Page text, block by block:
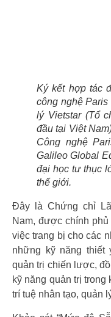
Ký kết hợp tác
công nghệ
lý Vietstar (Tổ
đầu tại Việt
Công nghệ
Galileo Global
đại học tư thục
thế giới.
Đây là Chứng chỉ
Nam, được chính
việc trang bị cho các
những kỹ năng thiết
quản trị chiến lược,
kỹ năng quản trị trong
trí tuệ nhân tạo, quản